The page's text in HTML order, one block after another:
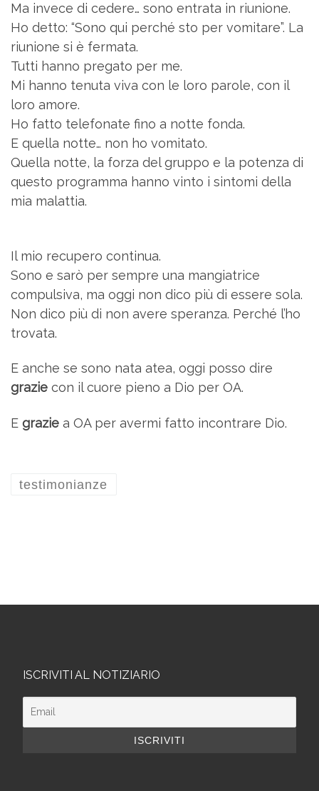
Ma invece di cedere… sono entrata in riunione.
Ho detto: “Sono qui perché sto per vomitare”. La
riunione si è fermata.
Tutti hanno pregato per me.
Mi hanno tenuta viva con le loro parole, con il
loro amore.
Ho fatto telefonate fino a notte fonda.
E quella notte… non ho vomitato.
Quella notte, la forza del gruppo e la potenza di
questo programma hanno vinto i sintomi della
mia malattia.
Il mio recupero continua.
Sono e sarò per sempre una mangiatrice
compulsiva, ma oggi non dico più di essere sola.
Non dico più di non avere speranza. Perché l’ho
trovata.
E anche se sono nata atea, oggi posso dire
grazie con il cuore pieno a Dio per OA.
E grazie a OA per avermi fatto incontrare Dio.
testimonianze
ISCRIVITI AL NOTIZIARIO